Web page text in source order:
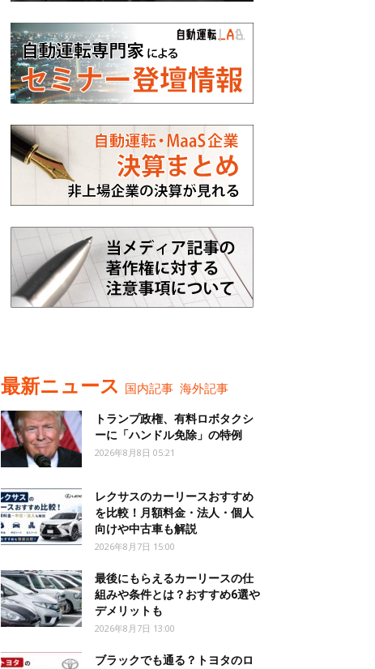
最新ニュース 国内記事 海外記事
トランプ政権、有料ロボタクシ
ーに「ハンドル免除」の特例
2026年8月8日 05:21
レクサスのカーリースおすすめ
を比較！月額料金・法人・個人
向けや中古車も解説
2026年8月7日 15:00
最後にもらえるカーリースの仕
組みや条件とは？おすすめ6選や
デメリットも
2026年8月7日 13:00
ブラックでも通る？トヨタのロ